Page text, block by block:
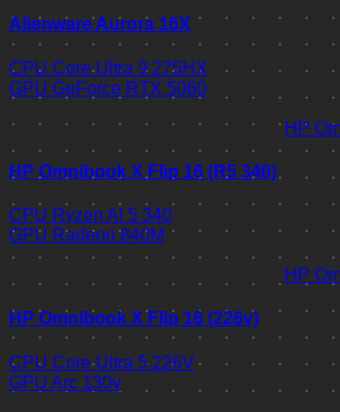
Alienware Aurora 16X
CPU Core Ultra 9 275HX
GPU GeForce RTX 5060
HP Omnibook X Flip 16 (R5 340)
CPU Ryzen AI 5 340
GPU Radeon 840M
HP Omnibook X Flip 16 (226v)
CPU Core Ultra 5 226V
GPU Arc 130v